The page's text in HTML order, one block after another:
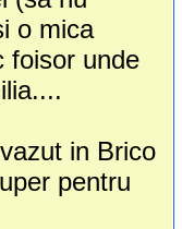
o mica
foisor unde
in Brico
pentru